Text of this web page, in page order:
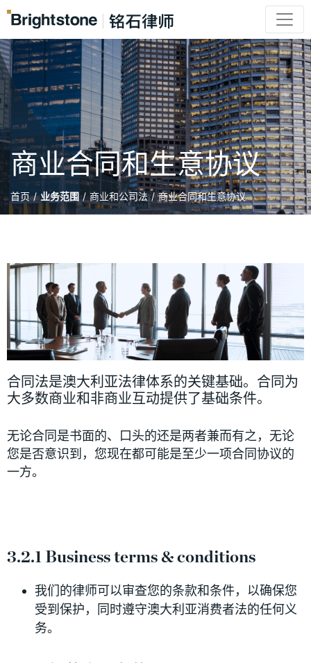
商业合同和生意协议
首页 / 业务范围 / 商业和公司法 / 商业合同和生意协议
合同法是澳大利亚法律体系的关键基础。合同为
大多数商业和非商业互动提供了基础条件。
无论合同是书面的、口头的还是两者兼而有之，无论
您是否意识到，您现在都可能是至少一项合同协议的
一方。
3.2.1 Business terms & conditions
我们的律师可以审查您的条款和条件，以确保您
受到保护，同时遵守澳大利亚消费者法的任何义
务。